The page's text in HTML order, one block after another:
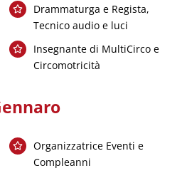
Drammaturga e Regista,
Tecnico audio e luci
Insegnante di MultiCirco e
Circomotricità
Organizzatrice Eventi e
Compleanni